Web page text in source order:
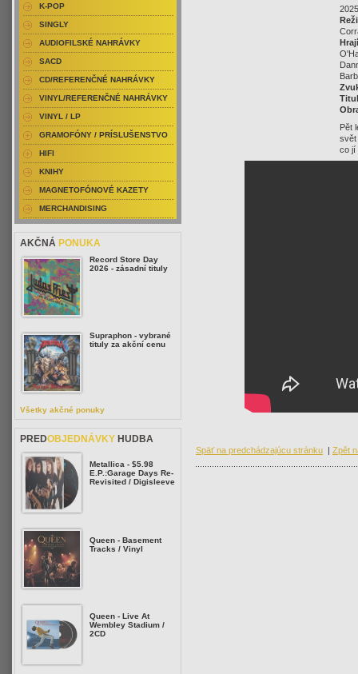
Pět
svět
co jí
Späť na predchádzajúcu stránku | Zpět
K-POP
SINGLY
AUDIOFILSKÉ NAHRÁVKY
SACD
CD/REFERENČNÉ NAHRÁVKY
VINYL/REFERENČNÉ NAHRÁVKY
VINYL / LP
GRAMOFÓNY / PRÍSLUŠENSTVO
HIFI
KNIHY
MAGNETOFÓNOVÉ KAZETY
MERCHANDISING
AKČNÁ PONUKA
Record Store Day
2026 - zásadní tituly
Supraphon - vybrané
tituly za akční cenu
Všetky akčné ponuky
PREDOBJEDNÁVKY HUDBA
Metallica - $5.98
E.P.:Garage Days Re-
Revisited / Digisleeve
Queen - Basement
Tracks / Vinyl
Queen - Live At
Wembley Stadium /
2CD